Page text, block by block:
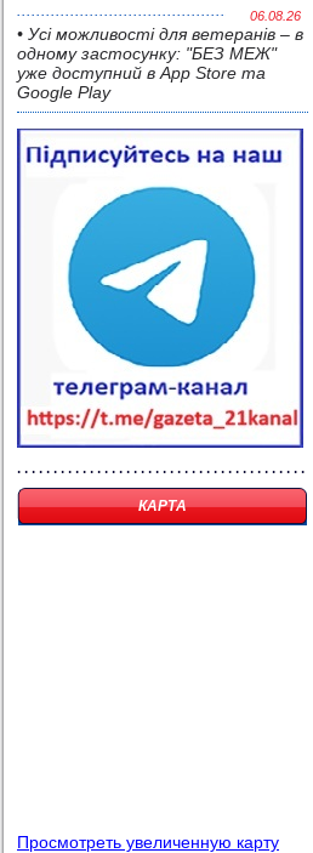
06.08.26
• Усі можливості для ветеранів – в
одному застосунку: "БЕЗ МЕЖ"
уже доступний в App Store та
Google Play
КАРТА
Просмотреть увеличенную карту